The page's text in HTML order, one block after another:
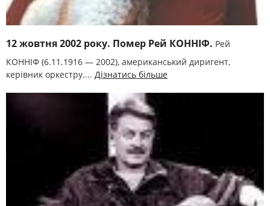
12 жовтня 2002 року. Помер Рей КОННІФ. Рей
КОННІФ (6.11.1916 — 2002), американський диригент,
керівник оркестру.... Дізнатись більше